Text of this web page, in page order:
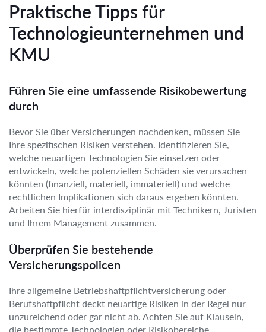
Praktische Tipps für
Technologieunternehmen und
KMU
Führen Sie eine umfassende Risikobewertung
durch
Bevor Sie über Versicherungen nachdenken, müssen Sie
Ihre spezifischen Risiken verstehen. Identifizieren Sie,
welche neuartigen Technologien Sie einsetzen oder
entwickeln, welche potenziellen Schäden sie verursachen
könnten (finanziell, materiell, immateriell) und welche
rechtlichen Implikationen sich daraus ergeben könnten.
Arbeiten Sie hierfür interdisziplinär mit Technikern, Juristen
und Ihrem Management zusammen.
Überprüfen Sie bestehende
Versicherungspolicen
Ihre allgemeine Betriebshaftpflichtversicherung oder
Berufshaftpflicht deckt neuartige Risiken in der Regel nur
unzureichend oder gar nicht ab. Achten Sie auf Klauseln,
die bestimmte Technologien oder Risikobereiche